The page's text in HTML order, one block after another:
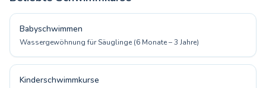
Babyschwimmen
Wassergewöhnung für Säuglinge (6 Monate – 3 Jahre)
Kinderschwimmkurse